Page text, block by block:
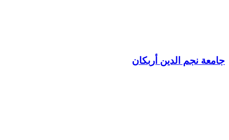
جامعة نجم الدين أربكان